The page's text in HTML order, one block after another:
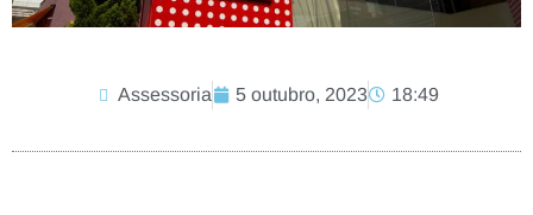
Assessoria 5 outubro, 2023 18:49